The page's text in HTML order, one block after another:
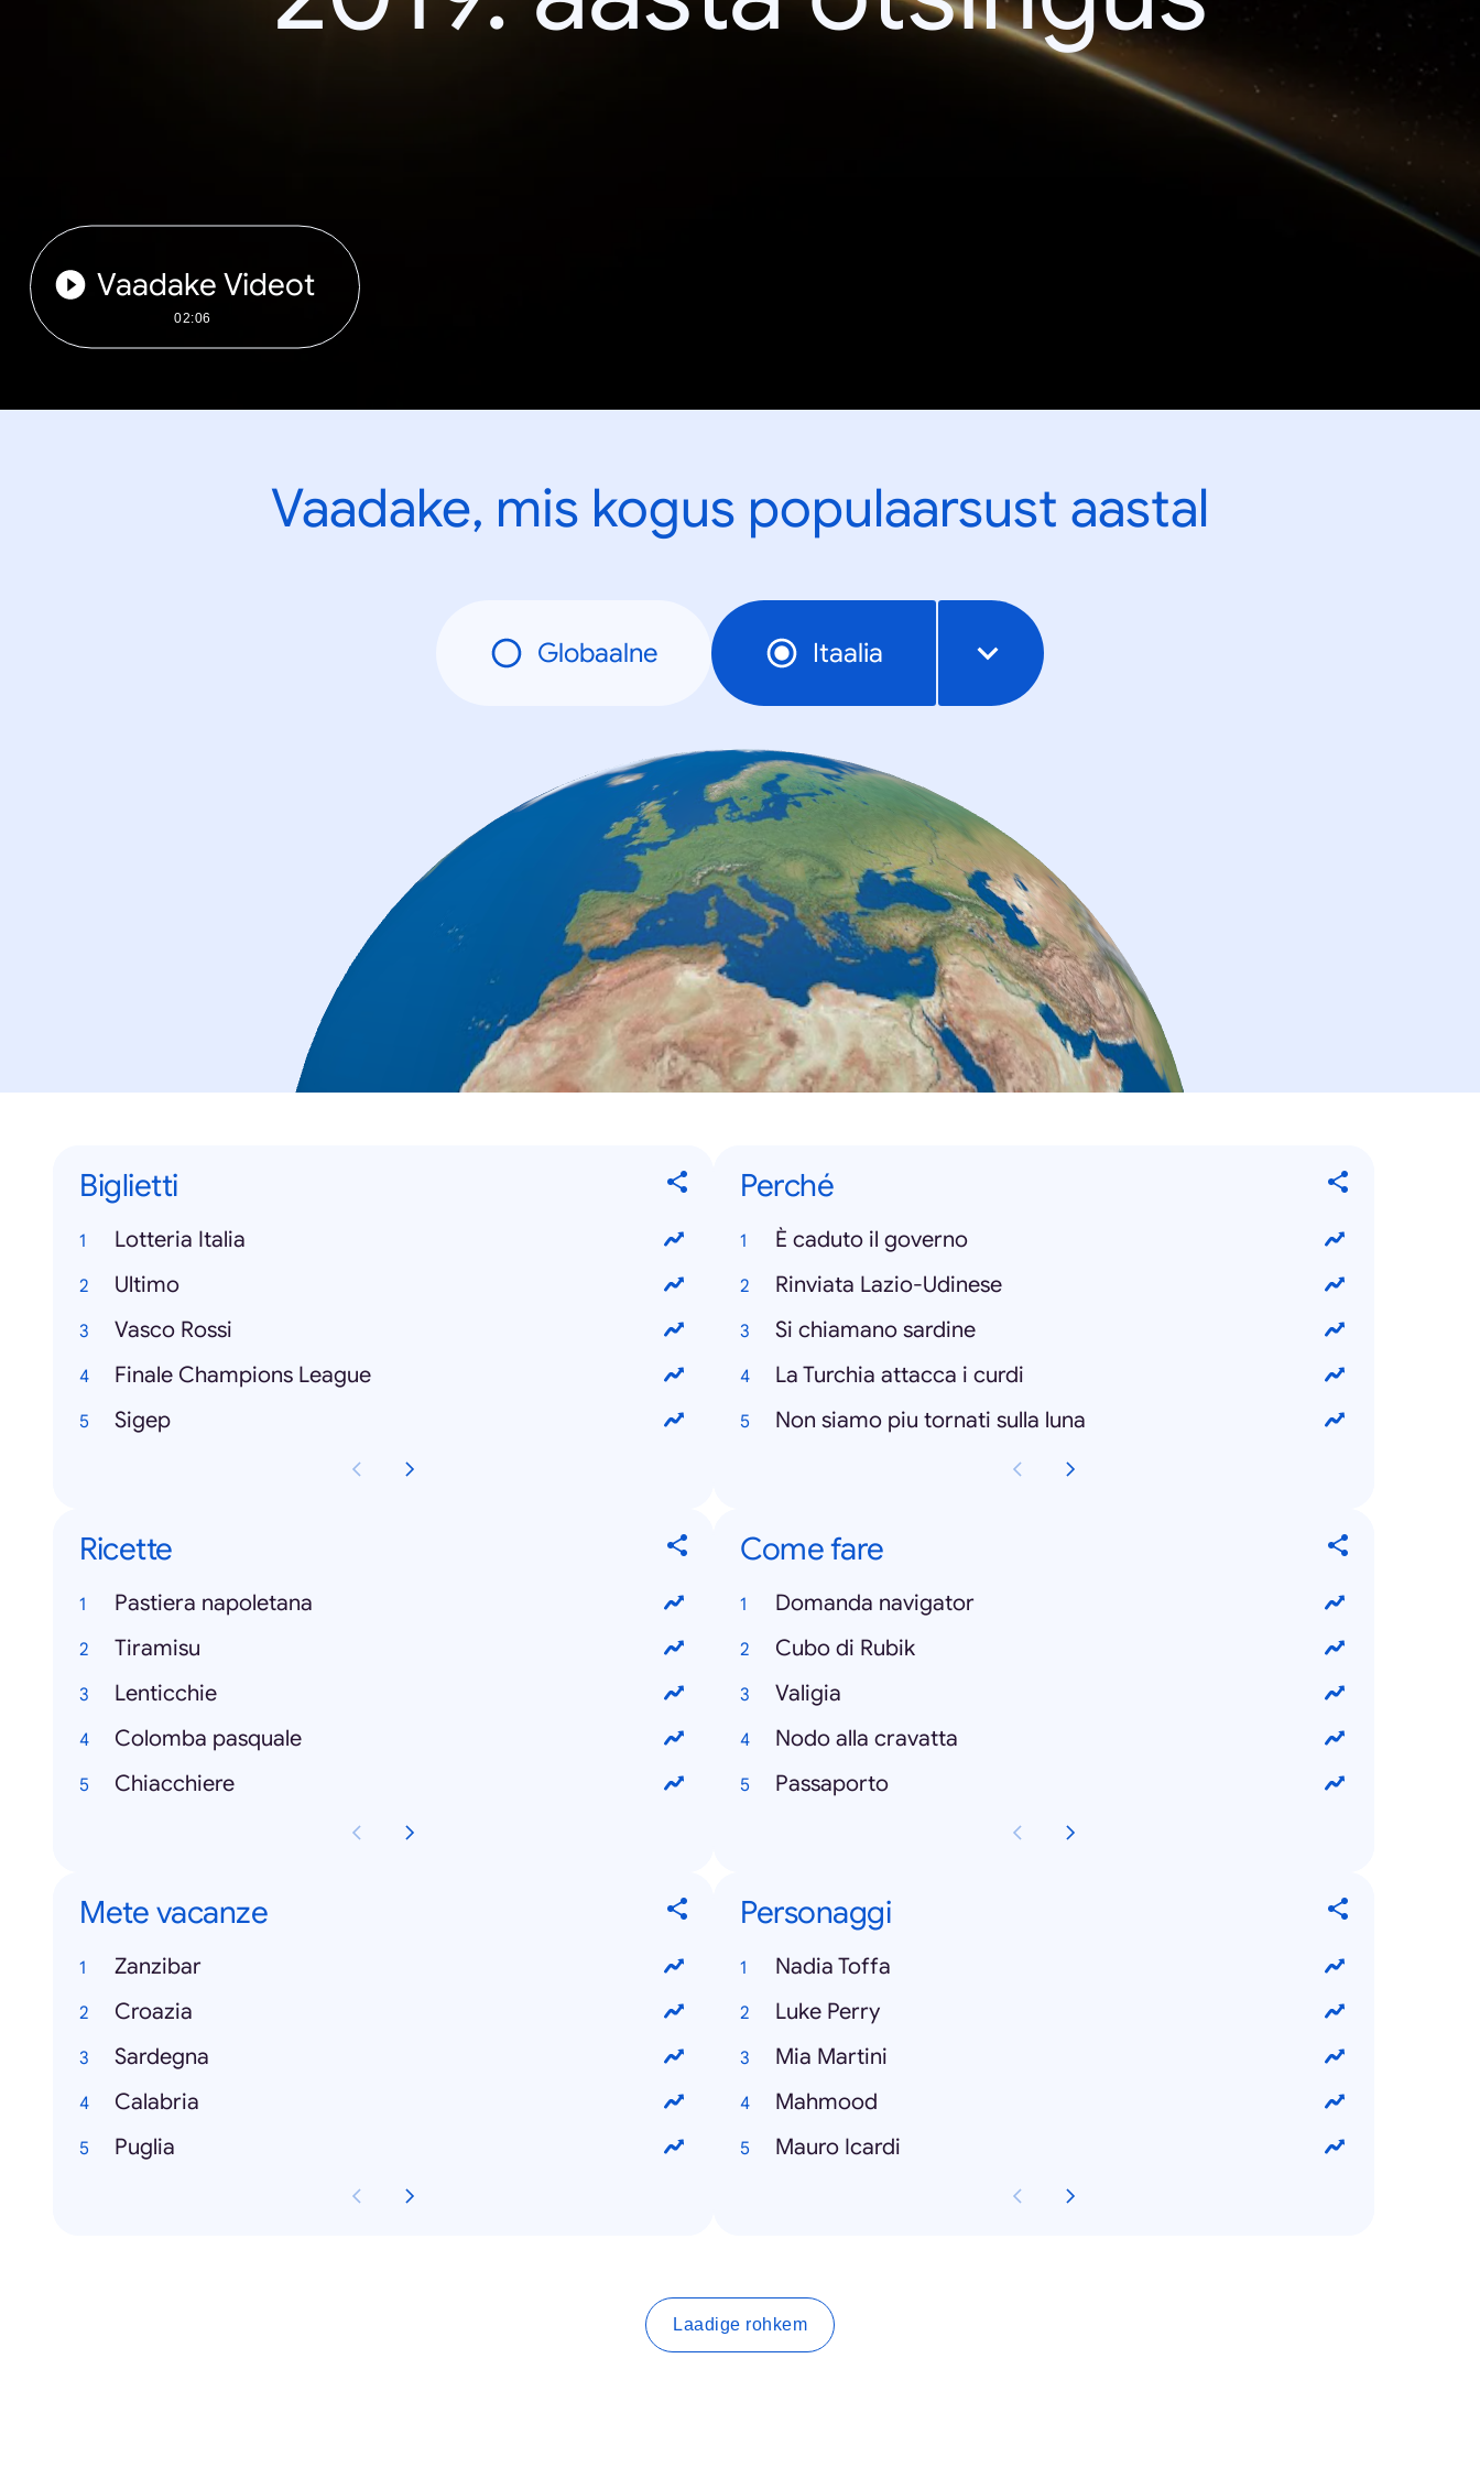
Vaadake Videot
02:06
Vaadake, mis kogus populaarsust aastal
Globaalne Itaalia
Biglietti
Lotteria Italia
Ultimo
Vasco Rossi
Finale Champions League
Sigep
Perché
È caduto il governo
Rinviata Lazio-Udinese
Si chiamano sardine
La Turchia attacca i curdi
Non siamo piu tornati sulla luna
Ricette
Pastiera napoletana
Tiramisu
Lenticchie
Colomba pasquale
Chiacchiere
Come fare
Domanda navigator
Cubo di Rubik
Valigia
Nodo alla cravatta
Passaporto
Mete vacanze
Zanzibar
Croazia
Sardegna
Calabria
Puglia
Personaggi
Nadia Toffa
Luke Perry
Mia Martini
Mahmood
Mauro Icardi
Laadige rohkem